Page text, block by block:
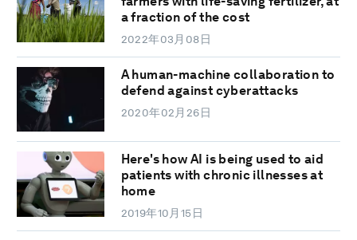
a fraction of the cost
2022年03月08日
A human-machine collaboration to
defend against cyberattacks
2020年02月26日
Here's how AI is being used to aid
patients with chronic illnesses at
home
2019年10月15日